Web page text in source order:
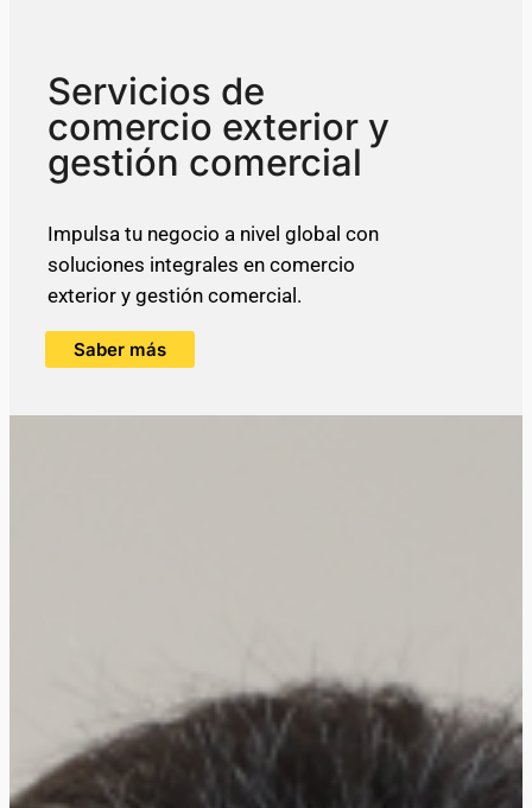
Servicios de
comercio exterior y
gestión comercial
Impulsa tu negocio a nivel global con
soluciones integrales en comercio
exterior y gestión comercial.
Saber más